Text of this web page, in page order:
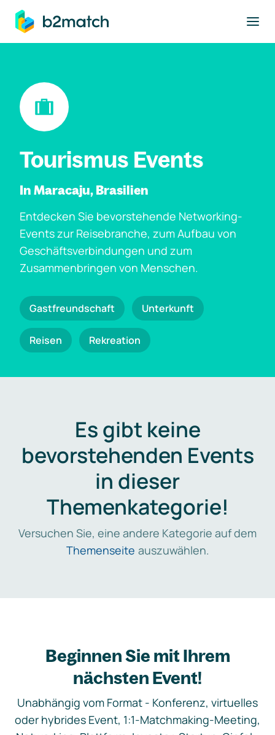
springen
Tourismus Events
In Maracaju, Brasilien
Entdecken Sie bevorstehende Networking-
Events zur Reisebranche, zum Aufbau von
Geschäftsverbindungen und zum
Zusammenbringen von Menschen.
Gastfreundschaft Unterkunft
Reisen Rekreation
Es gibt keine
bevorstehenden Events
in dieser
Themenkategorie!
Versuchen Sie, eine andere Kategorie auf dem
Themenseite auszuwählen.
Beginnen Sie mit Ihrem
nächsten Event!
Unabhängig vom Format - Konferenz, virtuelles
oder hybrides Event, 1:1-Matchmaking-Meeting,